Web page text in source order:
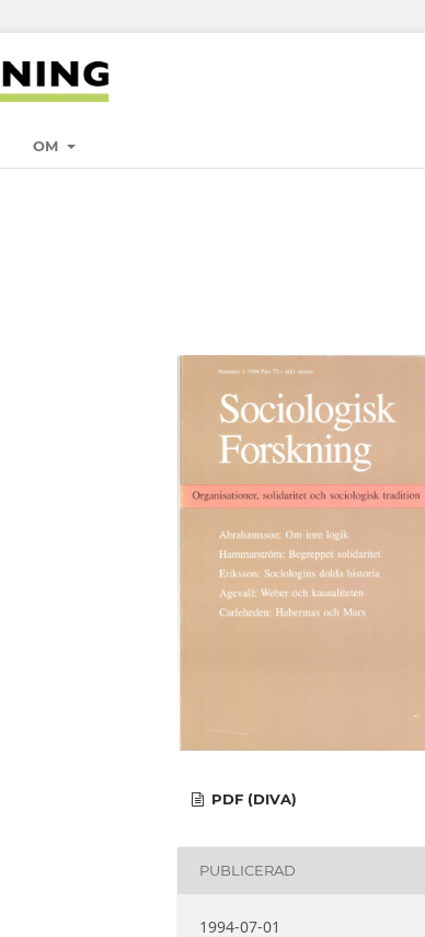
OM
PDF (DIVA)
PUBLICERAD
1994-07-01